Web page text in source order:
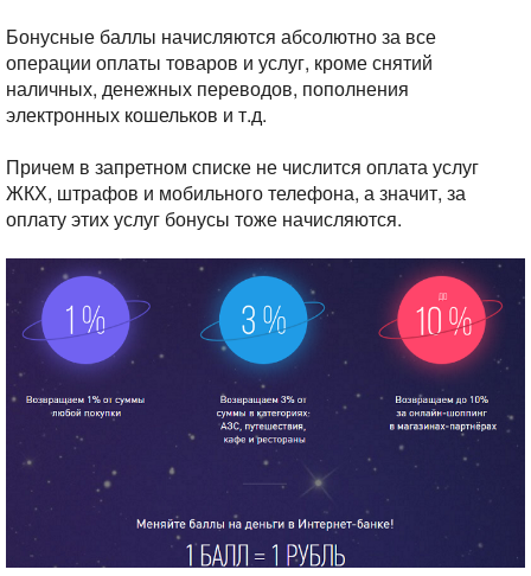
Бонусные баллы начисляются абсолютно за все
операции оплаты товаров и услуг, кроме снятий
наличных, денежных переводов, пополнения
электронных кошельков и т.д.
Причем в запретном списке не числится оплата услуг
ЖКХ, штрафов и мобильного телефона, а значит, за
оплату этих услуг бонусы тоже начисляются.